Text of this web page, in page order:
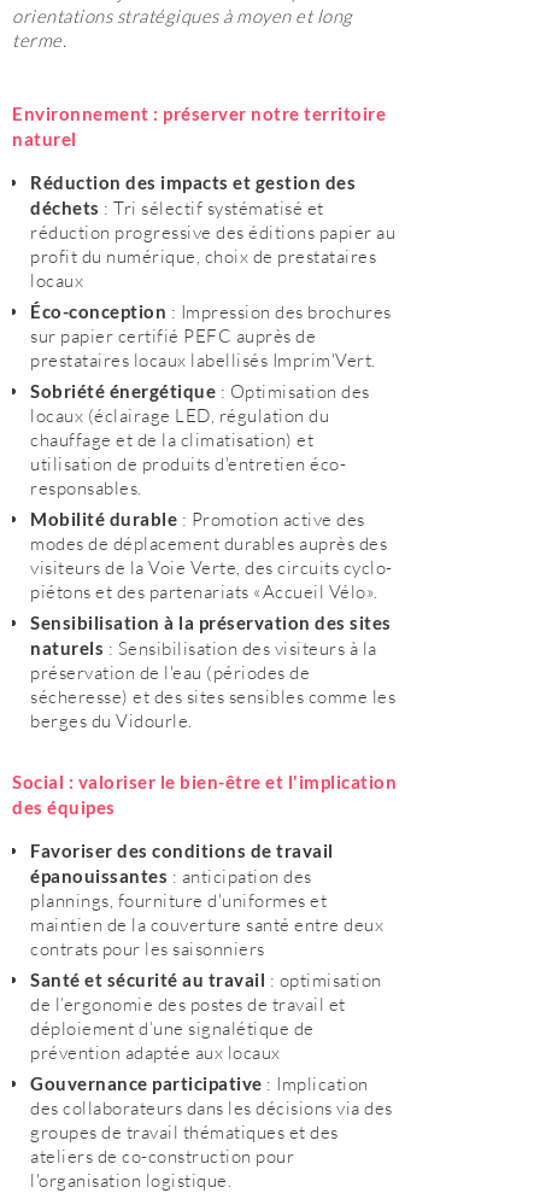
orientations stratégiques à moyen et long
terme.
Environnement : préserver notre territoire
naturel
Réduction des impacts et gestion des
déchets : Tri sélectif systématisé et
réduction progressive des éditions papier au
profit du numérique, choix de prestataires
locaux
Éco-conception : Impression des brochures
sur papier certifié PEFC auprès de
prestataires locaux labellisés Imprim'Vert.
Sobriété énergétique : Optimisation des
locaux (éclairage LED, régulation du
chauffage et de la climatisation) et
utilisation de produits d'entretien éco-
responsables.
Mobilité durable : Promotion active des
modes de déplacement durables auprès des
visiteurs de la Voie Verte, des circuits cyclo-
piétons et des partenariats «Accueil Vélo».
Sensibilisation à la préservation des sites
naturels : Sensibilisation des visiteurs à la
préservation de l'eau (périodes de
sécheresse) et des sites sensibles comme les
berges du Vidourle.
Social : valoriser le bien-être et l'implication
des équipes
Favoriser des conditions de travail
épanouissantes : anticipation des
plannings, fourniture d'uniformes et
maintien de la couverture santé entre deux
contrats pour les saisonniers
Santé et sécurité au travail : optimisation
de l’ergonomie des postes de travail et
déploiement d’une signalétique de
prévention adaptée aux locaux
Gouvernance participative : Implication
des collaborateurs dans les décisions via des
groupes de travail thématiques et des
ateliers de co-construction pour
l'organisation logistique.